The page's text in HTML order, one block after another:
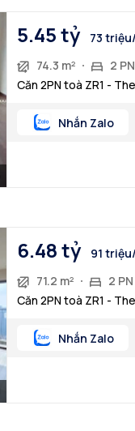
5.45 tỷ
73
74.3 m²
2 PN
Căn 2PN toà ZR1 -
Nhắn Zalo
6.48 tỷ
91
71.2 m²
2 PN
Căn 2PN toà ZR1 -
Nhắn Zalo